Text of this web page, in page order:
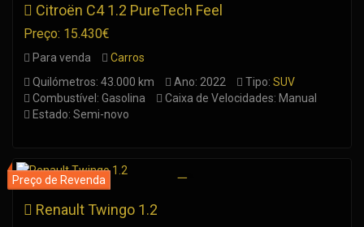
Citroën C4 1.2 PureTech Feel
Preço: 15.430€
Para venda
Carros
Quilómetros: 43.000 km
Ano: 2022 Tipo: SUV
Combustível: Gasolina
Caixa de Velocidades: Manual
Estado: Semi-novo
Renault Twingo 1.2